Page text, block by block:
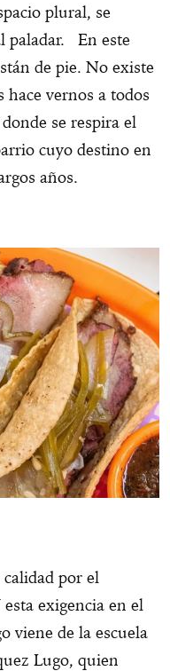
plural, se
paladar. En este
de pie. No existe
hace vernos a todos
se respira el
cuyo destino en
años.
calidad por el
exigencia en el
viene de la escuela
Lugo, quien